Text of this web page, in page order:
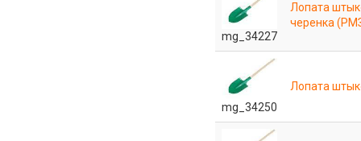
mg_34227
Лопата
черенка
mg_34250
Лопата